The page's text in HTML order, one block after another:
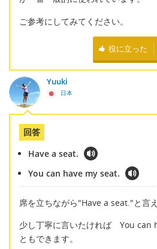
ご参考にしてみてください。
役に立った
Yuuki
日本
回答
Have a seat.
You can have my seat.
席を立ちながら"Have a seat."と言
少し丁寧に言いたければ You can
ともできます。